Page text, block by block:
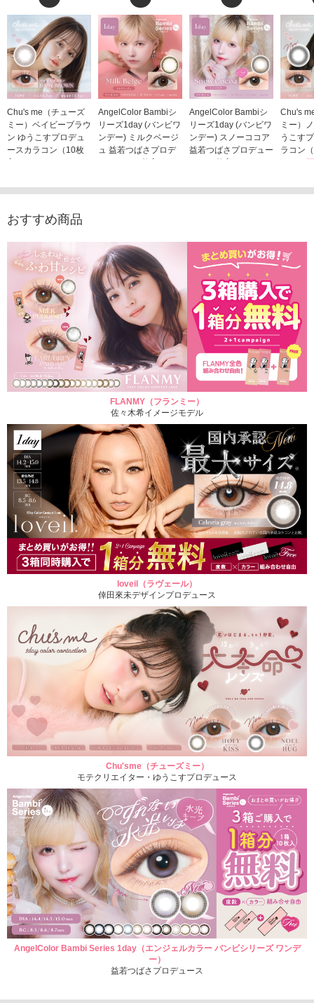
Chu's me（チューズ
ミー）ベイビーブラウ
ン ゆうこすプロデュ
ースカラコン（10枚
入り）
AngelColor Bambiシ
リーズ1day (バンビワ
ンデー) ミルクベージ
ュ 益若つばさプロデ
ュース（10枚入り）
AngelColor Bambiシ
リーズ1day (バンビワ
ンデー) スノーココア
益若つばさプロデュー
ス（10枚入り）
Chu's
ミー）
うこす
ラコン
おすすめ商品
FLANMY（フランミー）
佐々木希イメージモデル
loveil（ラヴェール）
倖田來未デザインプロデュース
Chu'sme（チューズミー）
モテクリエイター・ゆうこすプロデュース
AngelColor Bambi Series 1day（エンジェルカラー バンビシリーズ ワンデ
ー）
益若つばさプロデュース